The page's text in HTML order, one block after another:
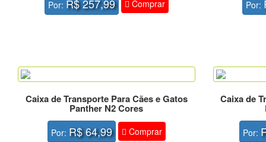
Por: R$ 257,99 Comprar Por:
Caixa de Transporte Para Cães e Gatos
Panther N2 Cores
Por: R$ 64,99 Comprar
Caixa de
Por: